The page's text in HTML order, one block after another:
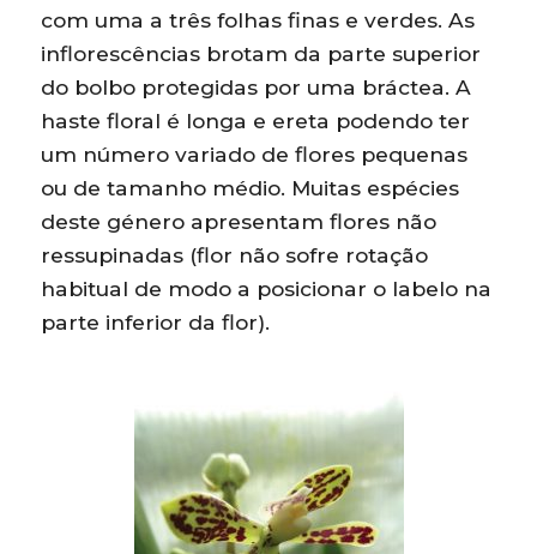
com uma a três folhas finas e verdes. As
inflorescências brotam da parte superior
do bolbo protegidas por uma bráctea. A
haste floral é longa e ereta podendo ter
um número variado de flores pequenas
ou de tamanho médio. Muitas espécies
deste género apresentam flores não
ressupinadas (flor não sofre rotação
habitual de modo a posicionar o labelo na
parte inferior da flor).